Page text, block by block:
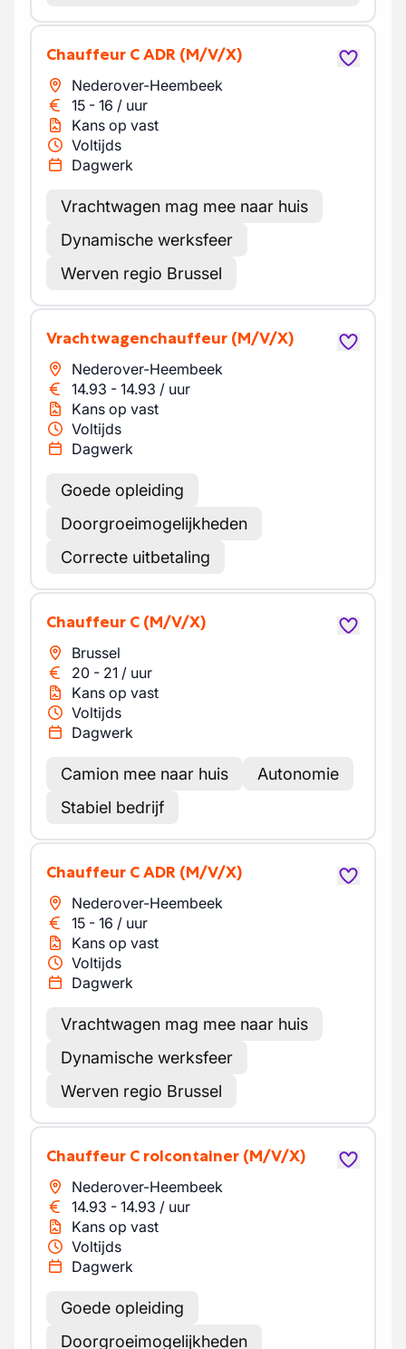
Chauffeur C ADR (M/V/X)
Nederover-Heembeek
15 - 16 / uur
Kans op vast
Voltijds
Dagwerk
Vrachtwagen mag mee naar huis
Dynamische werksfeer
Werven regio Brussel
Vrachtwagenchauffeur (M/V/X)
Nederover-Heembeek
14.93 - 14.93 / uur
Kans op vast
Voltijds
Dagwerk
Goede opleiding
Doorgroeimogelijkheden
Correcte uitbetaling
Chauffeur C (M/V/X)
Brussel
20 - 21 / uur
Kans op vast
Voltijds
Dagwerk
Camion mee naar huis
Autonomie
Stabiel bedrijf
Chauffeur C ADR (M/V/X)
Nederover-Heembeek
15 - 16 / uur
Kans op vast
Voltijds
Dagwerk
Vrachtwagen mag mee naar huis
Dynamische werksfeer
Werven regio Brussel
Chauffeur C rolcontainer (M/V/X)
Nederover-Heembeek
14.93 - 14.93 / uur
Kans op vast
Voltijds
Dagwerk
Goede opleiding
Doorgroeimogelijkheden